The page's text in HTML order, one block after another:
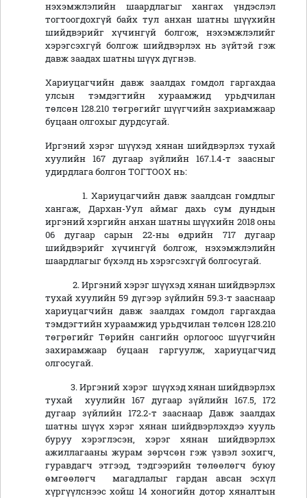
нэхэмжлэлийн шаардлагыг хангах үндэслэл
тогтоогдохгүй байх тул анхан шатны шүүхийн
шийдвэрийг хүчингүй болгож, нэхэмжлэлийг
хэрэгсэхгүй болгож шийдвэрлэх нь зүйтэй гэж
давж заадах шатны шүүх дүгнэв.
Хариуцагчийн давж заалдах гомдол гаргахдаа
улсын тэмдэгтийн хураамжид урьдчилан
төлсөн 128.210 төгрөгийг шүүгчийн захриамжаар
буцаан олгохыг дурдсугай.
Иргэний хэрэг шүүхэд хянан шийдвэрлэх тухай
хуулийн 167 дугаар зүйлийн 167.1.4-т заасныг
удирдлага болгон ТОГТООХ нь:
1. Хариуцагчийн давж заалдсан гомдлыг
хангаж, Дархан-Уул аймаг дахь сум дундын
иргэний хэргийн анхан шатны шүүхийн 2018 оны
06 дугаар сарын 22-ны өдрийн 717 дугаар
шийдвэрийг хүчингүй болгож, нэхэмжлэлийн
шаардлагыг бүхэлд нь хэрэгсэхгүй болгосугай.
2. Иргэний хэрэг шүүхэд хянан шийдвэрлэх
тухай хуулийн 59 дүгээр зүйлийн 59.3-т зааснаар
хариуцагчийн давж заалдах гомдол гаргахдаа
тэмдэгтийн хураамжид урьдчилан төлсөн 128.210
төгрөгийг Төрийн сангийн орлогоос шүүгчийн
захирамжаар буцаан гаргуулж, хариуцагчид
олгосугай.
3. Иргэний хэрэг шүүхэд хянан шийдвэрлэх
тухай хуулийн 167 дугаар зүйлийн 167.5, 172
дугаар зүйлийн 172.2-т зааснаар Давж заалдах
шатны шүүх хэрэг хянан шийдвэрлэхдээ хууль
буруу хэрэглэсэн, хэрэг хянан шийдвэрлэх
ажиллагааны журам зөрчсөн гэж үзвэл зохигч,
гуравдагч этгээд, тэдгээрийн төлөөлөгч буюу
өмгөөлөгч магадлалыг гардан авсан эсхүл
хүргүүлснээс хойш 14 хоногийн дотор хяналтын